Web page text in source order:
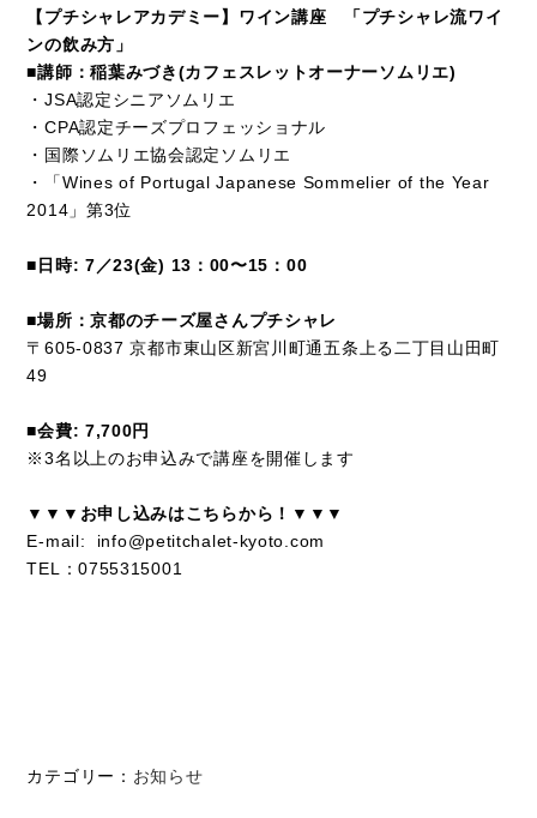
【プチシャレアカデミー】ワイン講座 「プチシャレ流ワイ
ンの飲み方」
■講師：稲葉みづき(カフェスレットオーナーソムリエ)
・JSA認定シニアソムリエ
・CPA認定チーズプロフェッショナル
・国際ソムリエ協会認定ソムリエ
・
「Wines of Portugal Japanese Sommelier of the Year
2014」第3位
■日時: 7／23(金) 13：00〜15：00
■場所：京都のチーズ屋さんプチシャレ
〒605-0837 京都市東山区新宮川町通五条上る二丁目山田町
49
■会費: 7,700円
※3名以上のお申込みで講座を開催します
▼▼▼お申し込みはこちらから！▼▼▼
E-mail: info@petitchalet-kyoto.com
TEL：0755315001
カテゴリー： お知らせ